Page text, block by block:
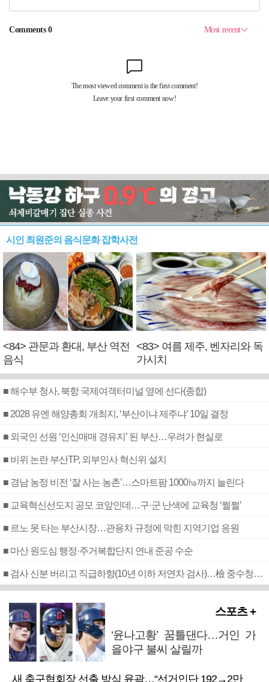
시인 최원준의 음식문화 잡학사전
<84> 관문과 환대, 부산 역전
음식
<83> 여름 제주, 벤자리와 독
가시치
■ 해수부 청사, 북항 국제여객터미널 옆에 선다(종합)
■ 2028 유엔 해양총회 개최지, ‘부산이냐 제주냐’ 10일 결정
■ 외국인 선원 ‘인신매매 경유지’ 된 부산…우려가 현실로
■ 비위 논란 부산TP, 외부인사 혁신위 설치
■ 경남 농정 비전 ‘잘 사는 농촌’…스마트팜 1000㏊까지 늘린다
■ 교육혁신선도지 공모 코앞인데…구·군 난색에 교육청 ‘쩔쩔’
■ 르노 못 타는 부산시장…관용차 규정에 막힌 지역기업 응원
■ 마산 원도심 행정·주거복합단지 연내 준공 수순
■ 검사 신분 버리고 직급하향(10년 이하 저연차 검사)…檢 중수청행 기피
스포츠 +
‘윤나고황’ 꿈틀댄다…거인 가
을야구 불씨 살릴까
새 축구협회장 선출 방식 윤곽…“선거인단 192→2만